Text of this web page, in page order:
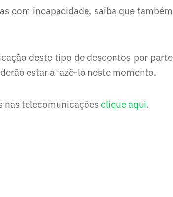
com incapacidade, saiba que também
deste tipo de descontos por parte
estar a fazê-lo neste momento.
nas telecomunicações clique aqui.